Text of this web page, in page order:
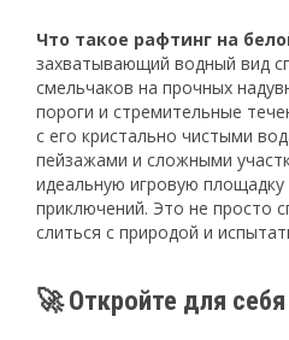
Что такое рафтинг на
захватывающий водный вид
смельчаков на прочных
пороги и стремительные
с его кристально чистыми
пейзажами и сложными
идеальную игровую
приключений. Это не просто
слиться с природой и
🚀 Откройте для